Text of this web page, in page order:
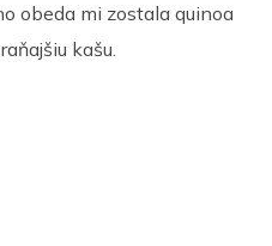
obeda mi zostala quinoa
kašu.